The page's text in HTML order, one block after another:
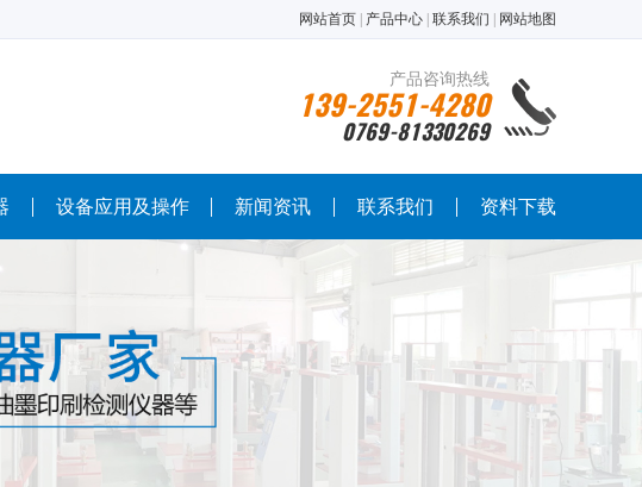
网站首页 产品中心 联系我们 网站地图
产品咨询热线
139-2551-4280
0769-81330269
设备应用及操作 新闻资讯 联系我们 资料下载